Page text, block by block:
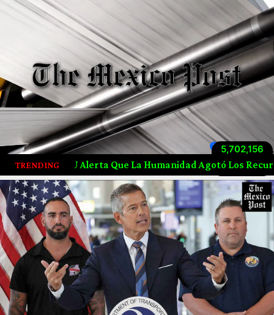
Visitas totales
5,702,156
TRENDING
Que La Humanidad Agotó Los Recursos Naturales De